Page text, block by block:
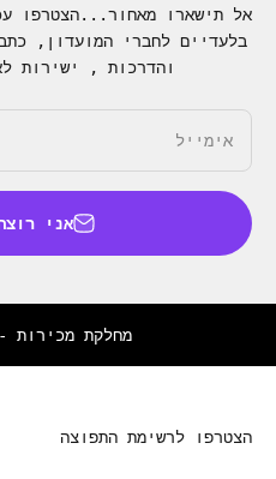
אל תישארו מאחור...הצטרפו
בלעדיים לחברי המועדון,
והדרכות , ישירות
אימייל
אני
מחלקת מכירות
הצטרפו לרשימת התפוצה